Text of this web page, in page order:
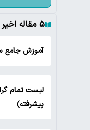
۵ مقاله اخیر
آموزش جامع
لیست تمام
پیشرفته)